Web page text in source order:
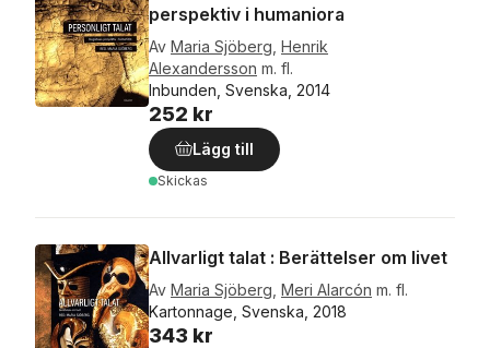
perspektiv i humaniora
Av Maria Sjöberg Henrik
Alexandersson m. fl.
Inbunden, Svenska, 2014
252 kr
Lägg till
Skickas
Allvarligt talat : Berättelser om livet
Av Maria Sjöberg Meri Alarcón m. fl.
Kartonnage, Svenska, 2018
343 kr